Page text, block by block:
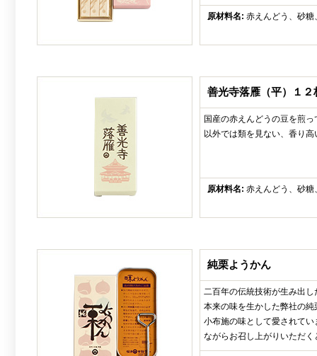
原材料名: 赤えんどう、砂糖
善光寺落雁（平）１２
国産の赤えんどうの豆を煎
以外では類を見ない、香り
原材料名: 赤えんどう、砂糖
純栗ようかん
二百年の伝統技術が生み出
本来の味を生かした弊社の
小布施の味として愛されて
ながらお召し上がりいただ